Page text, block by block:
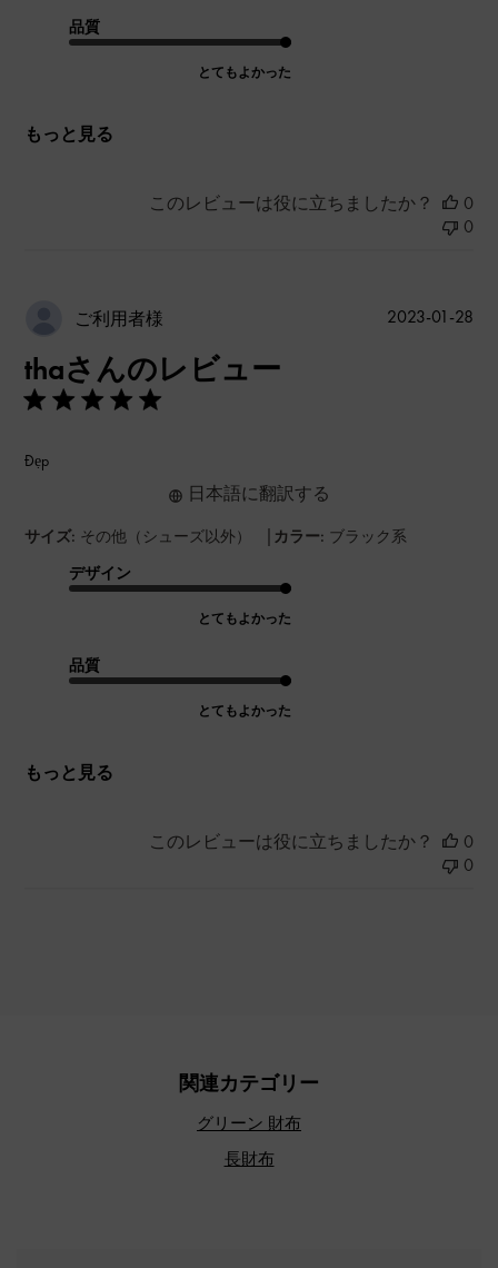
品質
とてもよかった
もっと見る
このレビューは役に立ちましたか？
0
0
ご利用者様
thaさんのレビュー
Đẹp
サイズ: その他（シューズ以外） | カラー: ブラック系
デザイン
とてもよかった
品質
とてもよかった
もっと見る
日本語に翻訳する
公
2023-01-28
このレビューは役に立ちましたか？
0
0
関連カテゴリー
グリーン 財布
長財布